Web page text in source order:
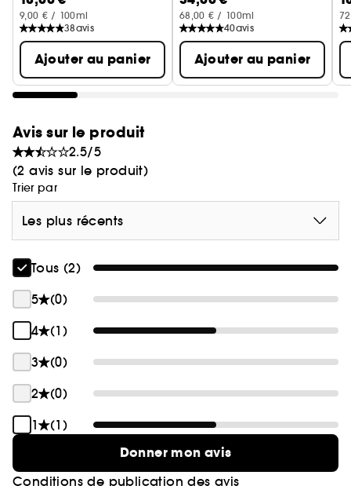
9,00 € / 100ml
38avis
Ajouter au panier
68,00 € / 100ml
40avis
Ajouter au panier
Avis sur le produit
2.5/5
(2 avis sur le produit)
Trier par
Les plus récents
Tous (2)
5
(0)
4
(1)
3
(0)
2
(0)
1
(1)
Donner mon avis
Conditions de publication des avis